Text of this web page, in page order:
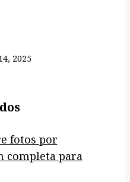
2025
fotos por
completa para